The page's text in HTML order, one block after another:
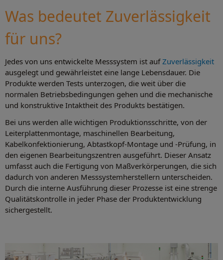
Was bedeutet Zuverlässigkeit
für uns?
Jedes von uns entwickelte Messsystem ist aufZuverlässigkeit
ausgelegt und gewährleistet eine lange Lebensdauer. Die
Produkte werden Tests unterzogen, die weit über die
normalen Betriebsbedingungen gehen und die mechanische
und konstruktive Intaktheit des Produkts bestätigen.
Bei uns werden alle wichtigen Produktionsschritte, von der
Leiterplattenmontage, maschinellen Bearbeitung,
Kabelkonfektionierung, Abtastkopf-Montage und -Prüfung, in
den eigenen Bearbeitungszentren ausgeführt. Dieser Ansatz
umfasst auch die Fertigung von Maßverkörperungen, die sich
dadurch von anderen Messsystemherstellern unterscheiden.
Durch die interne Ausführung dieser Prozesse ist eine strenge
Qualitätskontrolle in jeder Phase der Produktentwicklung
sichergestellt.